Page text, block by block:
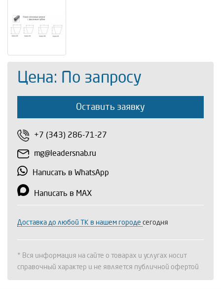
Цена: По запросу
Оставить заявку
+7 (343) 286-71-27
mg@leadersnab.ru
Написать в WhatsApp
Написать в MAX
Доставка до любой ТК в нашем городе сегодня
* Вся информация на сайте о товарах и услугах носит
справочный характер и не является публичной офертой